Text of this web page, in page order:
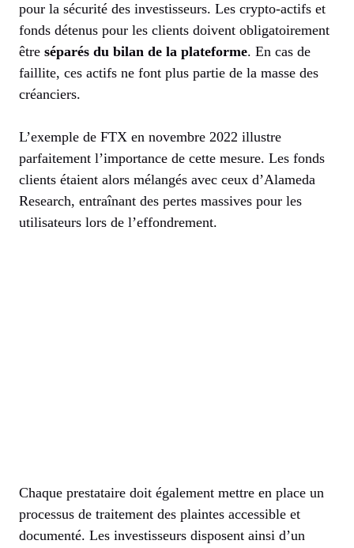
pour la sécurité des investisseurs. Les crypto-actifs et
fonds détenus pour les clients doivent obligatoirement
être séparés du bilan de la plateforme. En cas de
faillite, ces actifs ne font plus partie de la masse des
créanciers.
L’exemple de FTX en novembre 2022 illustre
parfaitement l’importance de cette mesure. Les fonds
clients étaient alors mélangés avec ceux d’Alameda
Research, entraînant des pertes massives pour les
utilisateurs lors de l’effondrement.
Chaque prestataire doit également mettre en place un
processus de traitement des plaintes accessible et
documenté. Les investisseurs disposent ainsi d’un